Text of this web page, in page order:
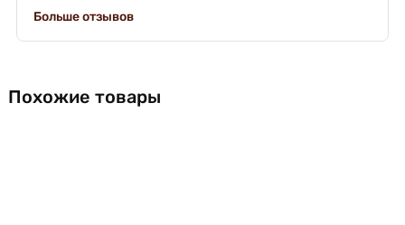
Больше отзывов
Похожие товары